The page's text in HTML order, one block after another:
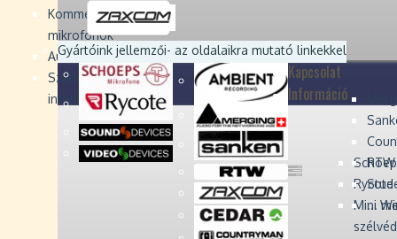
Kommentátor-
mikrofonok
Audio Monitors
Számítógépes audió
interfész
Rycote
Mini
...
Devices
Devices
Zaxcom
Zaxcom
Gyártóink jellemzői- az oldalaikra mutató linkekkel
Kapcsolat
Információ